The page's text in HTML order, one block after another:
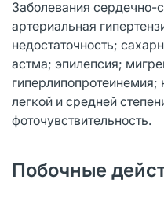
Заболевания сердечно-
артериальная
недостаточность;
астма; эпилепсия;
легкой и средней
фоточувствительность.
Побочные